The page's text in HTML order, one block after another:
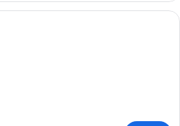
고급 침구, 필로우탑 침대, 객실 내 금고